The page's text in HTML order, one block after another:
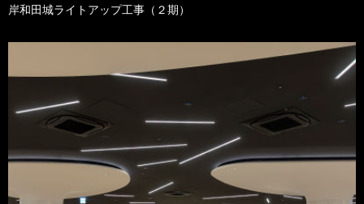
岸和田城ライトアップ工事（２期）